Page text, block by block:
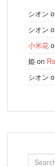
シオン
シオン
小米花
姫 on
シオン